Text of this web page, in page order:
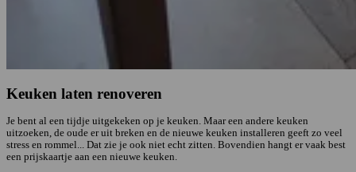
Keuken laten renoveren
Je bent al een tijdje uitgekeken op je keuken. Maar een andere keuken
uitzoeken, de oude er uit breken en de nieuwe keuken installeren geeft zo veel
stress en rommel... Dat zie je ook niet echt zitten. Bovendien hangt er vaak best
een prijskaartje aan een nieuwe keuken.